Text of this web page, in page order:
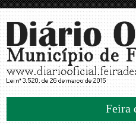
Feira